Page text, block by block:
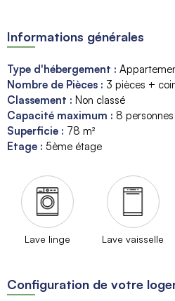
Informations générales
Type d'hébergement :
Nombre de Pièces : 3 pièces +
Classement : Non classé
Capacité maximum : 8 personnes
Superficie : 78 m²
Etage : 5ème étage
Lave linge Lave vaisselle
Configuration de votre